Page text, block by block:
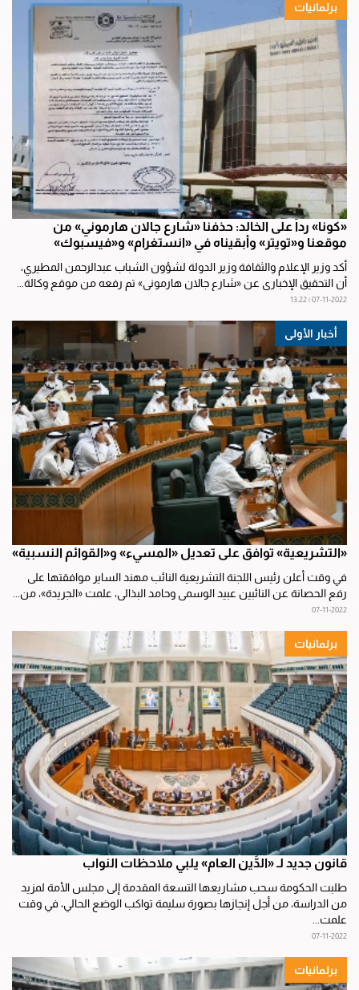
برلمانيات
«كونا» رداً على الخالد: حذفنا «شارع جالان هارموني» من
موقعنا و«تويتر» وأبقيناه في ‏«انستغرام» و«فيسبوك»
أكد وزير الإعلام والثقافة وزير الدولة لشؤون الشباب عبدالرحمن المطيري،
أن التحقيق الإخباري عن «شارع جالان هارموني» تم رفعه من موقع وكالة...
07-11-2022 | 13:22
أخبار الأولى
«التشريعية» توافق على تعديل «المسيء» و«القوائم النسبية»
في وقت أعلن رئيس اللجنة التشريعية النائب مهند الساير موافقتها على
رفع الحصانة عن النائبين عبيد الوسمي وحامد البذالي، علمت «الجريدة»، من...
07-11-2022
برلمانيات
قانون جديد لـ «الدَّين العام» يلبي ملاحظات النواب
طلبت الحكومة سحب مشاريعها التسعة المقدمة إلى مجلس الأمة لمزيد
من الدراسة، من أجل إنجازها بصورة سليمة تواكب الوضع الحالي، في وقت
علمت...
07-11-2022
برلمانيات